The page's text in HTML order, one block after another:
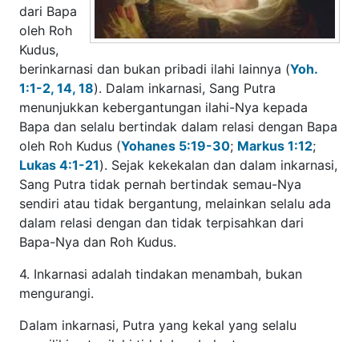
berinkarnasi dan bukan pribadi ilahi lainnya (Yoh. 1:1-2,
14, 18). Dalam inkarnasi, Sang Putra menunjukkan
kebergantungan ilahi-Nya kepada Bapa dan selalu
bertindak dalam relasi dengan Bapa oleh Roh Kudus
(Yohanes 5:19-30;Markus 1:12; Lukas 4:1-21
kekekalan dan dalam inkarnasi, Sang Putra tidak pernah
bertindak semau-Nya sendiri atau tidak bergantung,
melainkan selalu ada dalam relasi dengan dan tidak
terpisahkan dari Bapa-Nya dan Roh Kudus.
4. Inkarnasi adalah tindakan menambah, bukan
mengurangi.
Dalam inkarnasi, Putra yang kekal yang selalu memiliki
natur ilahi tidak berubah atau menanggalkan ketuhanan-
Nya. Sebaliknya, Dia menambahkan kepada diri-Nya natur
kedua, yaitu natur manusia yang terdiri dari tubuh dan jiwa
manusia (Filipi 2:6-8). Karena itu, individu Yesus adalah